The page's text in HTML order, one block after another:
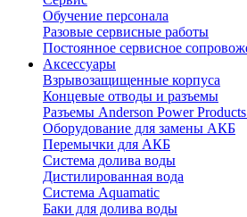
Обучение персонала
Разовые сервисные работы
Постоянное сервисное
Аксессуары
Взрывозащищенные корпуса
Концевые отводы и разъемы
Разъемы Anderson Power
Оборудование для замены АКБ
Перемычки для АКБ
Система долива воды
Дистилированная вода
Система Aquamatic
Баки для долива воды